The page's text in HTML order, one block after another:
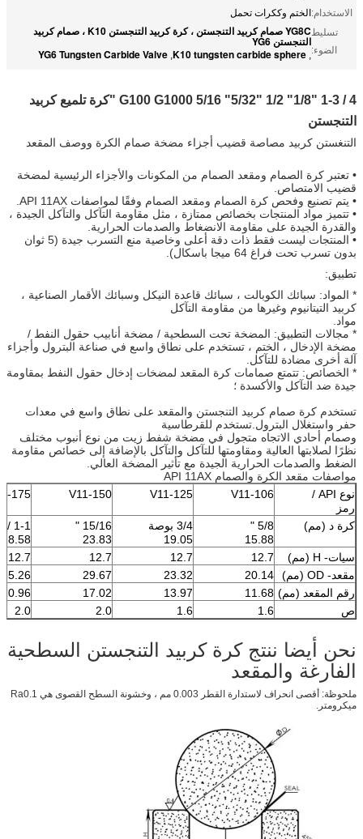
الاستخدام:الختم وككرات تحمل
تسليط
الضوء:
YG8C صمام كربيد التنجستن ، كرة كربيد التنجستن K10 ، صمام كربيد
التنجستن YG6
,
K10 tungsten carbide sphere
,
YG6 Tungsten Carbide Valve
G100 G1000 5/16 "5/32" 1/2 "1/8" 1-3 / 4 "كرة تلميع كربيد
التنجستن
التنغستن كربيد مصاصة قضيب أجزاء مضخة صمام الكرة ووصف المقعد
• تعتبر كرة الصمام ومقعد الصمام من المكونات والأجزاء الرئيسية لمضخة
قضيب الامتصاص.
• يتم تصنيع وفحص كرة الصمام ومقعد الصمام وفقًا لمواصفات API 11AX.
• تتميز مواد المنتجات بخصائص ممتازة ، مثل مقاومة التآكل والتآكل الجيدة ،
والقدرة الجيدة على مقاومة الانضغاط والصدمات الحرارية.
• المنتجات ليست فقط ذات دقة أعلى وخاصية منع التسرب جيدة (5 ثوان
بدون تسرب تحت فراغ 64 ميجا باسكال).
تطبيق:
* المواد: سبائك الكوبالت ، سبائك قاعدة النيكل وسبائك الأقمار الصناعية ،
كربيد التيتانيوم وغيرها من مقاومة التآكل
مواد.
* مجالات التطبيق: المضخة تحت السطحية / مضخة أنابيب حقول النفط /
مضخة الإدخال ، الختم ، تستخدم على نطاق واسع في صناعة البترول وأجزاء
آلة أخرى مضادة للتآكل.
* الخصائص: تتمتع صمامات كرة المقعد لمضخات إدخال حقول النفط بمقاومة
جيدة ضد التآكل والأكسدة ؛
تستخدم كرة صمام كربيد التنجستن والمقعد على نطاق واسع في معدات
حفر واستغلال البترول.تستخدم للقرطاسية
وصمام أحادي الاتجاه متجول في مضخة شفط زيت من نوع أنبوب مختلف
نظرًا لصلابتها العالية ومقاومتها للتآكل والتآكل بالإضافة إلى خصائص مقاومة
الضغط والصدمات الحرارية الجيدة مع تأثير المضخة العالي.
مواصفات مقعد الكرة والصمام API 11AX
نوع API /
رمز
V11-106
V11-125
V11-150
175
كرة د (مم)
5/8 "
15.88
3/4 بوصة
19.05
15/16 "
23.83
1-1 / 8 "
28.58
سيات- H (مم)
12.7
12.7
12.7
12.7
مقعد- OD (مم)
20.14
23.32
29.67
35.26
رقم المقعد (مم) 11.68
13.97
17.02
20.96
ص
1.6
1.6
2.0
2.0
نحن أيضا ننتج كرة كربيد التنجستن السطحية
الفارغة والمقعد
ملحوظة: أقصى انحراف لاستدارة القطر 0.003 مم ، وخشونة السطح القصوى هي Ra0.1
ميكرومتر.